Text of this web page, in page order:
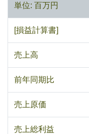
単位: 百万円
[損益計算書]
売上高
前年同期比
売上原価
売上総利益